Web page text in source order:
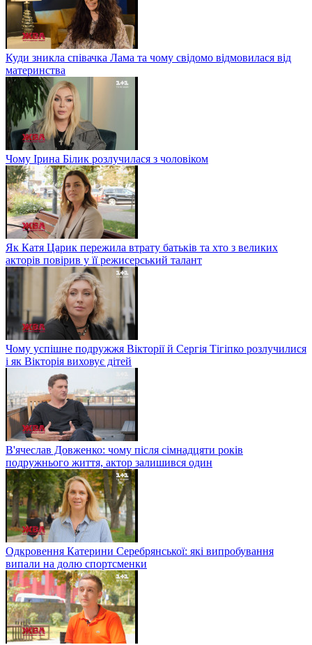
Куди зникла співачка Лама та чому свідомо відмовилася від
материнства
Чому Ірина Білик розлучилася з чоловіком
Як Катя Царик пережила втрату батьків та хто з великих
акторів повірив у її режисерський талант
Чому успішне подружжя Вікторії й Сергія Тігіпко розлучилися
і як Вікторія виховує дітей
В'ячеслав Довженко: чому після сімнадцяти років
подружнього життя, актор залишився один
Одкровення Катерини Серебрянської: які випробування
випали на долю спортсменки